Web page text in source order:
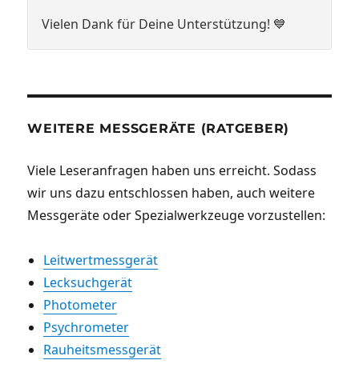
Vielen Dank für Deine Unterstützung! 💙
WEITERE MESSGERÄTE (RATGEBER)
Viele Leseranfragen haben uns erreicht. Sodass
wir uns dazu entschlossen haben, auch weitere
Messgeräte oder Spezialwerkzeuge vorzustellen:
Leitwertmessgerät
Lecksuchgerät
Photometer
Psychrometer
Rauheitsmessgerät